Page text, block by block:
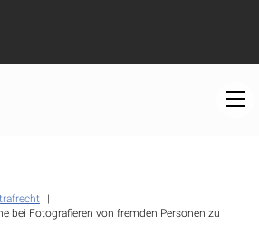
bei Fotografieren von fremden Personen zu